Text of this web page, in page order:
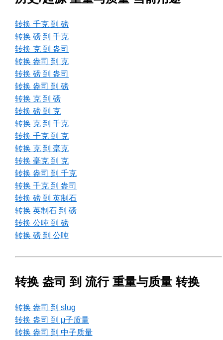
转换 千克 到 磅
转换 磅 到 千克
转换 克 到 盎司
转换 盎司 到 克
转换 磅 到 盎司
转换 盎司 到 磅
转换 克 到 磅
转换 磅 到 克
转换 克 到 千克
转换 千克 到 克
转换 克 到 毫克
转换 毫克 到 克
转换 盎司 到 千克
转换 千克 到 盎司
转换 磅 到 英制石
转换 英制石 到 磅
转换 公吨 到 磅
转换 磅 到 公吨
转换 盎司 到 流行 重量与质量 转换
转换 盎司 到 slug
转换 盎司 到 μ子质量
转换 盎司 到 中子质量